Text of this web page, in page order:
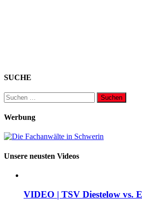
SUCHE
Suchen
nach:
Werbung
Unsere neusten Videos
VIDEO | TSV Diestelow vs.